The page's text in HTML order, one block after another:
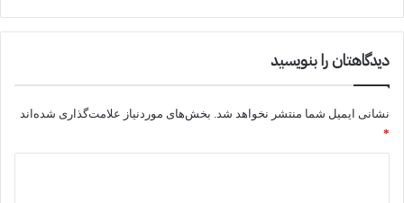
دیدگاهتان را بنویسید
نشانی ایمیل شما منتشر نخواهد شد. بخش‌های موردنیاز علامت‌گذاری شده‌اند
*